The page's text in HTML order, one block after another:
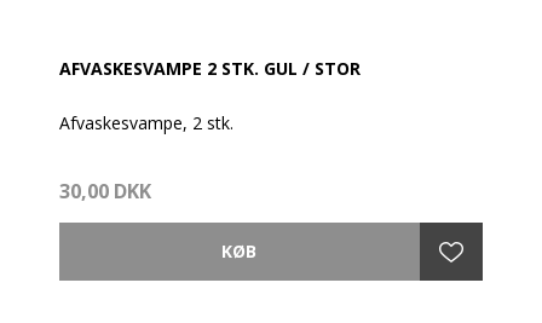
AFVASKESVAMPE 2 STK. GUL / STOR
Afvaskesvampe, 2 stk.
Mål: 8,5 x 10,5 cm.
30,00 DKK